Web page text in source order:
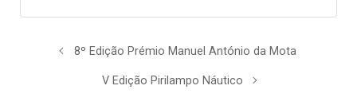
8º Edição Prémio Manuel António da Mota
V Edição Pirilampo Náutico